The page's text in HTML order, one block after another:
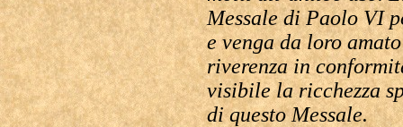
Messale di Paolo VI
e venga da loro
riverenza in
visibile la ricchezza
di questo Messale.